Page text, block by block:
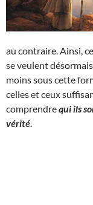
au contraire. Ainsi,
se veulent
moins sous cette
celles et ceux
comprendrequi ils
vérité